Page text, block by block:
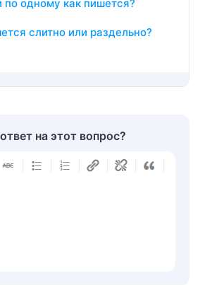
одному как пишется?
слитно или раздельно?
на этот вопрос?